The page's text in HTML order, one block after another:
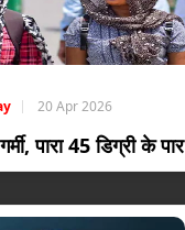
20 Apr 2026
पारा 45 डिग्री के पार